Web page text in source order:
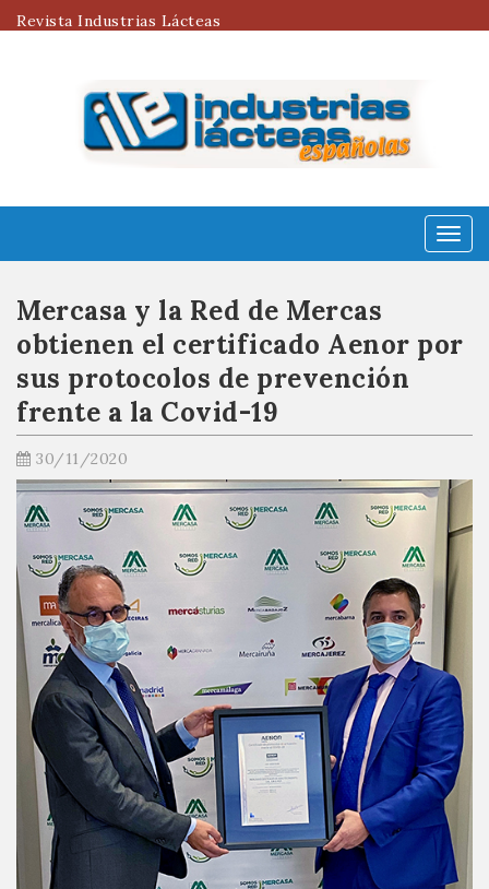
Revista Industrias Lácteas
Menú
Mercasa y la Red de Mercas
obtienen el certificado Aenor por
sus protocolos de prevención
frente a la Covid-19
30/11/2020